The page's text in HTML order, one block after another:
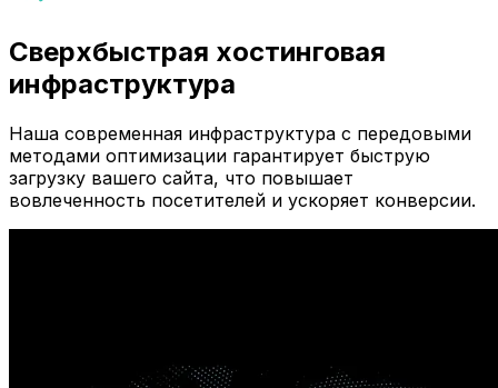
Сверхбыстрая хостинговая
инфраструктура
Наша современная инфраструктура с передовыми
методами оптимизации гарантирует быструю
загрузку вашего сайта, что повышает
вовлеченность посетителей и ускоряет конверсии.